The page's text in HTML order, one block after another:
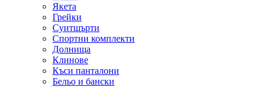
Якета
Грейки
Суитшърти
Спортни комплекти
Долнища
Клинове
Къси панталони
Бельо и бански